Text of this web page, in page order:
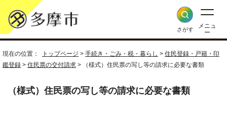
さがす
メニュ
ー
現在の位置： トップページ > 手続き・ごみ・税・暮らし > 住民登録・戸籍・印
鑑登録 > 住民票の交付請求 > （様式）住民票の写し等の請求に必要な書類
（様式）住民票の写し等の請求に必要な書類